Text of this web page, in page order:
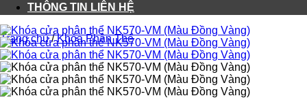
THÔNG TIN LIÊN HỆ
Trang chủ / Khóa Phân Thể